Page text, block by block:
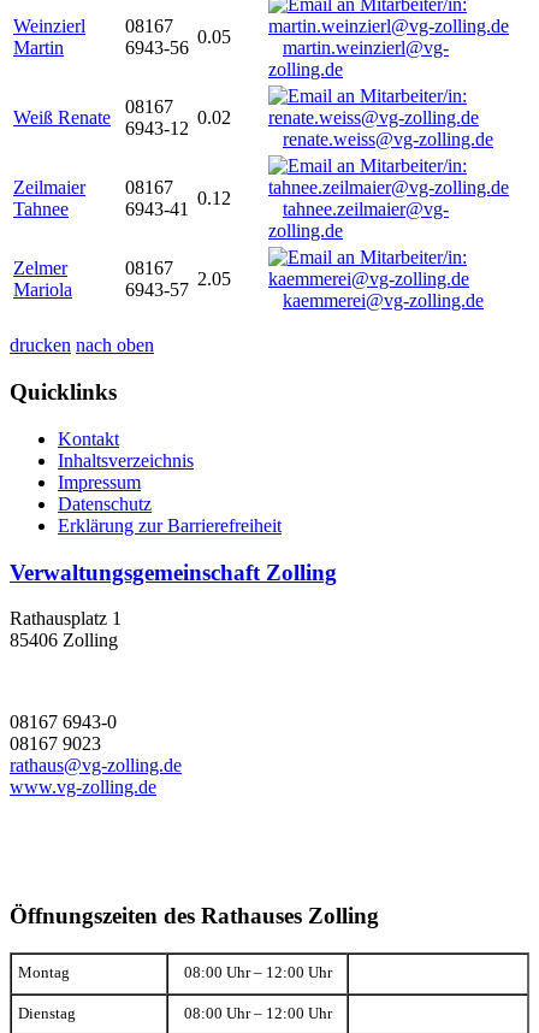
Weinzierl
Martin
08167
6943-56
0.05
martin.weinzierl@vg-
zolling.de
Weiß Renate
08167
6943-12
0.02
renate.weiss@vg-zolling.de
Zeilmaier
Tahnee
08167
6943-41
0.12
tahnee.zeilmaier@vg-
zolling.de
Zelmer
Mariola
08167
6943-57
2.05
kaemmerei@vg-zolling.de
drucken nach oben
Quicklinks
Kontakt
Inhaltsverzeichnis
Impressum
Datenschutz
Erklärung zur Barrierefreiheit
Verwaltungsgemeinschaft Zolling
Rathausplatz 1
85406 Zolling
08167 6943-0
08167 9023
rathaus@vg-zolling.de
www.vg-zolling.de
Öffnungszeiten des Rathauses Zolling
Montag 08:00 Uhr – 12:00 Uhr
Dienstag 08:00 Uhr – 12:00 Uhr